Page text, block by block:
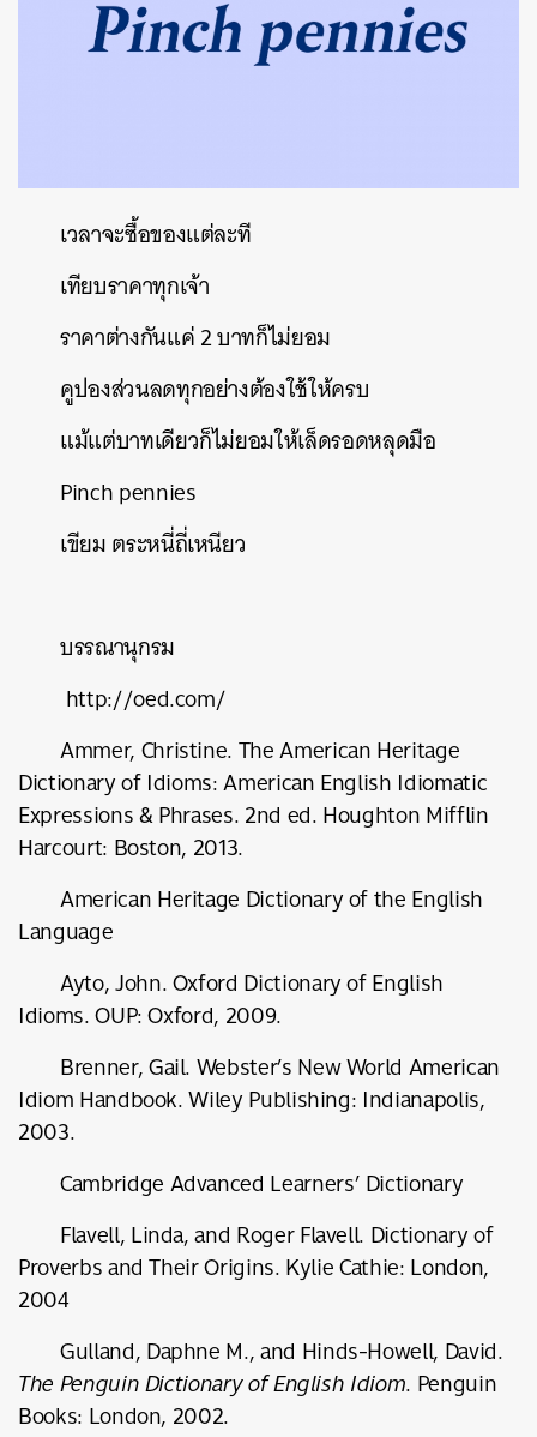
เวลาจะซื้อของแต่ละที
เทียบราคาทุกเจ้า
ราคาต่างกันแค่2บาทก็ไม่ยอม
คูปองส่วนลดทุกอย่างต้องใช้ให้ครบ
แม้แต่บาทเดียวก็ไม่ยอมให้เล็ดรอดหลุดมือ
Pinch pennies
เขียมตระหนี่ถี่เหนียว
บรรณานุกรม
http://oed.com/
Ammer, Christine. The American Heritage
Dictionary of Idioms: American English Idiomatic
Expressions & Phrases. 2nd ed. Houghton Mifflin
Harcourt: Boston, 2013.
American Heritage Dictionary of the English
Language
Ayto, John. Oxford Dictionary of English
Idioms. OUP: Oxford, 2009.
Brenner, Gail. Webster’s New World American
Idiom Handbook. Wiley Publishing: Indianapolis,
2003.
Cambridge Advanced Learners’ Dictionary
Flavell, Linda, and Roger Flavell. Dictionary of
Proverbs and Their Origins. Kylie Cathie: London,
2004
Gulland, Daphne M., and Hinds-Howell, David.
The Penguin Dictionary of English Idiom. Penguin
Books: London, 2002.